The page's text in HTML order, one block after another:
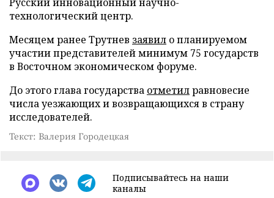
технологический центр.
Месяцем ранее Трутнев заявил о планируемом
участии представителей минимум 75 государств
в Восточном экономическом форуме.
До этого глава государства отметилравновесие
числа уезжающих и возвращающихся в страну
исследователей.
Текст: Валерия Городецкая
Подписывайтесь на наши
каналы